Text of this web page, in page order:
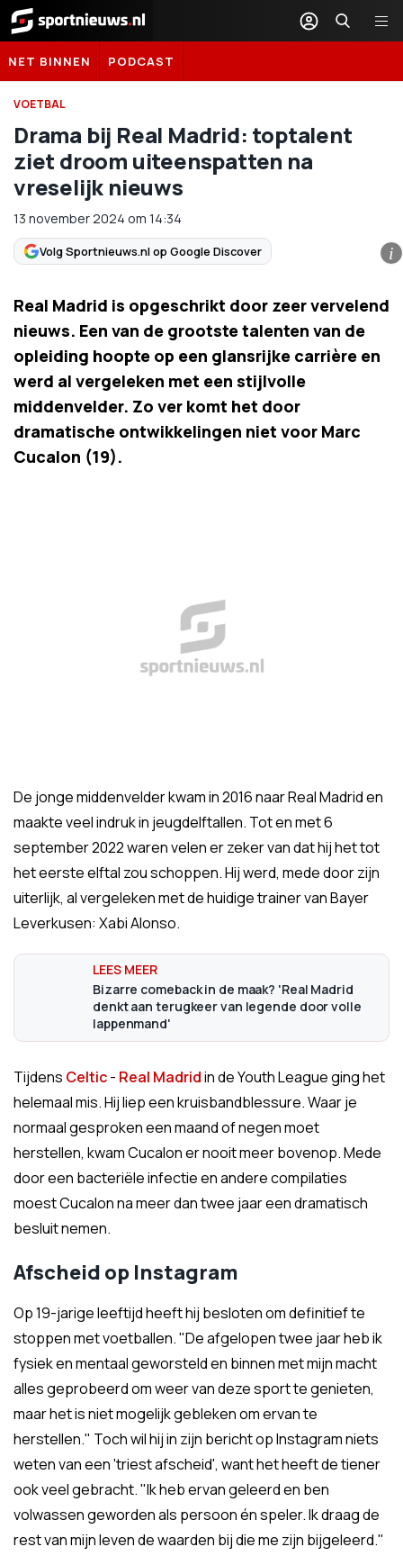
Sportnieuws.nl
NET BINNEN PODCAST
VOETBAL
Drama bij Real Madrid: toptalent
ziet droom uiteenspatten na
vreselijk nieuws
13 november 2024 om 14:34
Volg Sportnieuws.nl op Google Discover i
Real Madrid is opgeschrikt door zeer vervelend
nieuws. Een van de grootste talenten van de
opleiding hoopte op een glansrijke carrière en
werd al vergeleken met een stijlvolle
middenvelder. Zo ver komt het door
dramatische ontwikkelingen niet voor Marc
Cucalon (19).
De jonge middenvelder kwam in 2016 naar Real Madrid en
maakte veel indruk in jeugdelftallen. Tot en met 6
september 2022 waren velen er zeker van dat hij het tot
het eerste elftal zou schoppen. Hij werd, mede door zijn
uiterlijk, al vergeleken met de huidige trainer van Bayer
Leverkusen: Xabi Alonso.
Bizarre comeback in de maak? 'Real Madrid
denkt aan terugkeer van legende door volle
lappenmand'
Tijdens Celtic- Real Madridin de Youth League ging het
helemaal mis. Hij liep een kruisbandblessure. Waar je
normaal gesproken een maand of negen moet
herstellen, kwam Cucalon er nooit meer bovenop. Mede
door een bacteriële infectie en andere compilaties
moest Cucalon na meer dan twee jaar een dramatisch
besluit nemen.
Afscheid op Instagram
Op 19-jarige leeftijd heeft hij besloten om definitief te
stoppen met voetballen. "De afgelopen twee jaar heb ik
fysiek en mentaal geworsteld en binnen met mijn macht
alles geprobeerd om weer van deze sport te genieten,
maar het is niet mogelijk gebleken om ervan te
herstellen." Toch wil hij in zijn bericht op Instagram niets
weten van een 'triest afscheid', want het heeft de tiener
ook veel gebracht. "Ik heb ervan geleerd en ben
volwassen geworden als persoon én speler. Ik draag de
rest van mijn leven de waarden bij die me zijn bijgeleerd."